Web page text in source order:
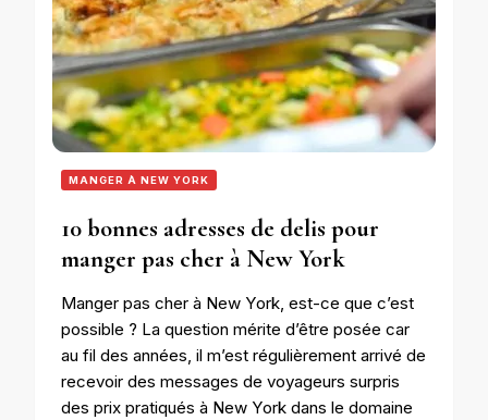
MANGER À NEW YORK
10 bonnes adresses de delis pour
manger pas cher à New York
Manger pas cher à New York, est-ce que c’est
possible ? La question mérite d’être posée car
au fil des années, il m’est régulièrement arrivé de
recevoir des messages de voyageurs surpris
des prix pratiqués à New York dans le domaine